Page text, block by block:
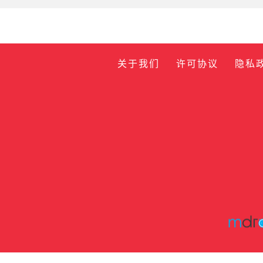
关于我们 许可协议 隐私